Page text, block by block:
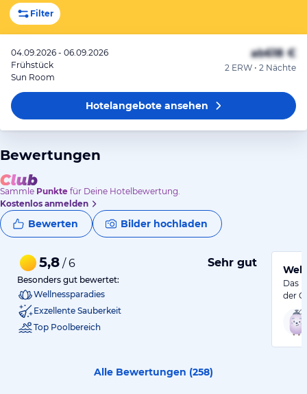
Filter
04.09.2026 - 06.09.2026
Frühstück
Sun Room
ab618 €
2 ERW • 2 Nächte
Hotelangeboteansehen
Bewertungen
Sammle Punkte für Deine Hotelbewertung.
Kostenlos anmelden
Bewerten Bilder hochladen
5,8 / 6 Sehr gut
Besonders gut bewertet:
Wellnessparadies
Exzellente Sauberkeit
Top Poolbereich
Das
der
Alle Bewertungen (258)